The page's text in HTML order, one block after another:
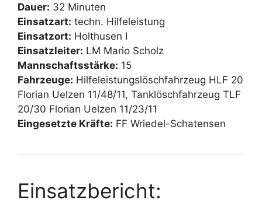
Dauer: 32 Minuten
Einsatzart: techn. Hilfeleistung
Einsatzort: Holthusen I
Einsatzleiter: LM Mario Scholz
Mannschaftsstärke: 15
Fahrzeuge: Hilfeleistungslöschfahrzeug HLF 20
Florian Uelzen 11/48/11, Tanklöschfahrzeug TLF
20/30 Florian Uelzen 11/23/11
Eingesetzte Kräfte: FF Wriedel-Schatensen
Einsatzbericht: